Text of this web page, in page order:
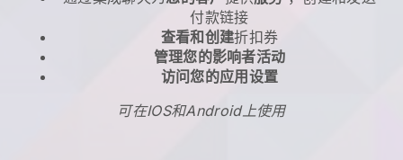
付款链接
查看和创建折扣券
管理您的影响者活动
访问您的应用设置
可在IOS和Android上使用